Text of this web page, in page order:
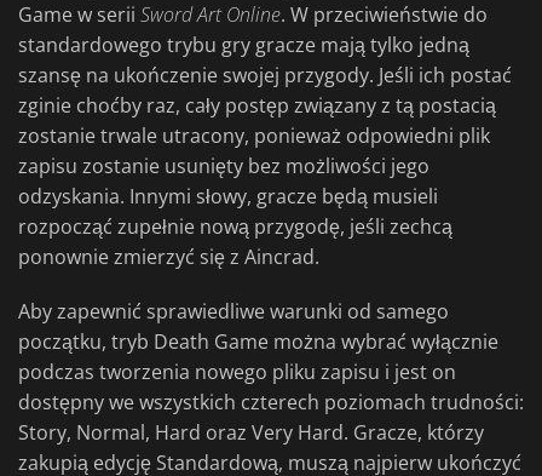
Game w serii Sword Art Online. W przeciwieństwie do
standardowego trybu gry gracze mają tylko jedną
szansę na ukończenie swojej przygody. Jeśli ich postać
zginie choćby raz, cały postęp związany z tą postacią
zostanie trwale utracony, ponieważ odpowiedni plik
zapisu zostanie usunięty bez możliwości jego
odzyskania. Innymi słowy, gracze będą musieli
rozpocząć zupełnie nową przygodę, jeśli zechcą
ponownie zmierzyć się z Aincrad.
Aby zapewnić sprawiedliwe warunki od samego
początku, tryb Death Game można wybrać wyłącznie
podczas tworzenia nowego pliku zapisu i jest on
dostępny we wszystkich czterech poziomach trudności:
Story, Normal, Hard oraz Very Hard. Gracze, którzy
zakupią edycję Standardową, muszą najpierw ukończyć